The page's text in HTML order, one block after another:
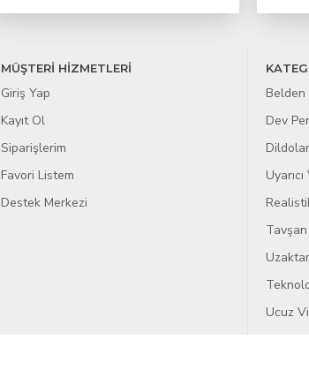
MÜŞTERİ HİZMETLERİ
Giriş Yap
Kayıt Ol
Siparişlerim
Favori Listem
Destek Merkezi
Belden
Dev
Dildolar
Ucuz